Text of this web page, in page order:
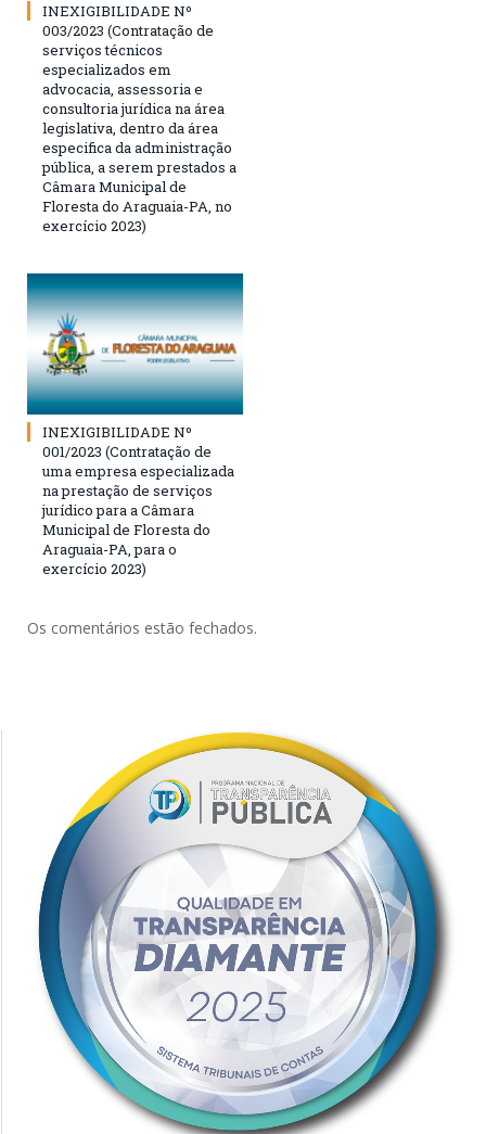
INEXIGIBILIDADE Nº
003/2023 (Contratação de
serviços técnicos
especializados em
advocacia, assessoria e
consultoria jurídica na área
legislativa, dentro da área
especifica da administração
pública, a serem prestados a
Câmara Municipal de
Floresta do Araguaia-PA, no
exercício 2023)
INEXIGIBILIDADE Nº
001/2023 (Contratação de
uma empresa especializada
na prestação de serviços
jurídico para a Câmara
Municipal de Floresta do
Araguaia-PA, para o
exercício 2023)
Os comentários estão fechados.